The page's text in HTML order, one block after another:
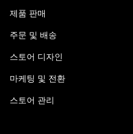
제품 판매
주문 및 배송
스토어 디자인
마케팅 및 전환
스토어 관리